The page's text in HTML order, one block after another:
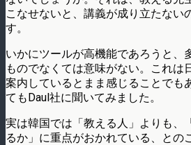
こなせないと、講義が成り立たない
す。
いかにツールが高機能であろうと、
ものでなくては意味がない。これは
案内しているとまま感じることでも
てもDaul社に聞いてみました。
実は韓国では「教える人」よりも、
るか」に重点がおかれている、との